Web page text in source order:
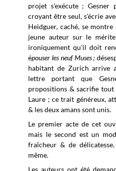
projet s'exécute ; Gesner
croyant être seul, s'écrie
Heidguer, caché, se
jeune auteur sur le
ironiquement qu'il doit
épouser les neuf Muses ;
habitant de Zurich arrive
lettre portant que
propositions & sacrifie tout
Laure ; ce trait généreux,
& les deux amans sont unis.
Le premier acte de cet
mais le second est un
fraîcheur & de
même.
Les auteurs ont été